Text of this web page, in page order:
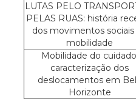
LUTAS PELO
PELAS RUAS: história
dos movimentos sociais
mobilidade
Mobilidade do
caracterização dos
deslocamentos em
Horizonte